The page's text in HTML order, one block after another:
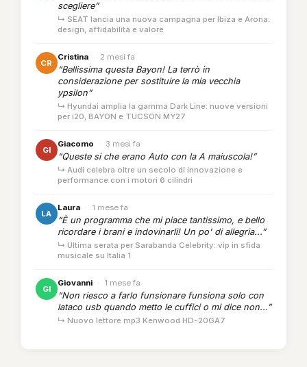
scegliere”
↳ SEAT lancia una nuova campagna per Ibiza e Arona:
design, affidabilità e valore
CR
Cristina · 2 mesi fa
“Bellissima questa Bayon! La terrò in
considerazione per sostituire la mia vecchia
ypsilon”
↳ Hyundai amplia la gamma Dark Line: nuove versioni
per i20, BAYON e TUCSON MY27
GI
Giacomo · 3 mesi fa
“Queste si che erano Auto con la A maiuscola!”
↳ Audi celebra oltre un secolo di innovazione e
performance con i motori 6 cilindri
LA
Laura · 1 mese fa
“È un programma che mi piace tantissimo, e bello
ricordare i brani e indovinarli! Un po' di allegria...”
↳ Ultima serata per Sarabanda Celebrity: vip in sfida
musicale su Italia 1
GI
Giovanni · 1 mese fa
“Non riesco a farlo funsionare funsiona solo con
lataco usb quando metto le cuffici o mi dice non...”
↳ Nuovo lettore mp3 Kenwood HD-20GA7